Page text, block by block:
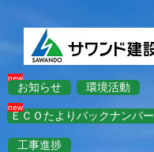
new
お知らせ 環境活動
ＥＣＯたよりバックナンバー
new
工事進捗